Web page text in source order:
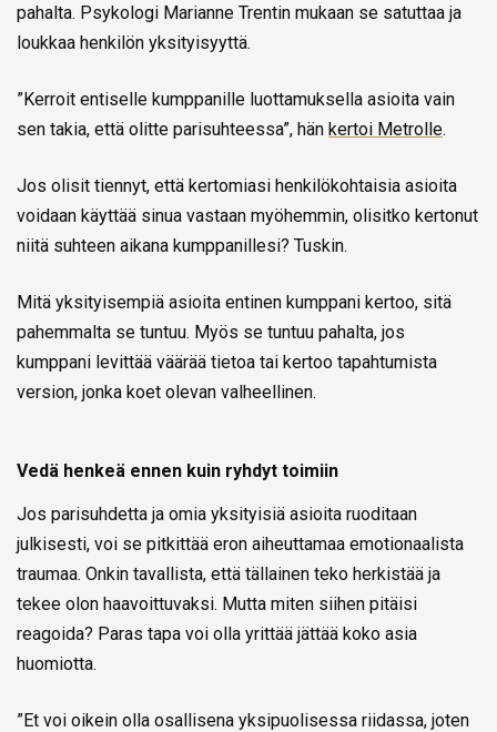
pahalta. Psykologi Marianne Trentin mukaan se satuttaa ja
loukkaa henkilön yksityisyyttä.
”Kerroit entiselle kumppanille luottamuksella asioita vain
sen takia, että olitte parisuhteessa”, hän kertoi Metrolle.
Jos olisit tiennyt, että kertomiasi henkilökohtaisia asioita
voidaan käyttää sinua vastaan myöhemmin, olisitko kertonut
niitä suhteen aikana kumppanillesi? Tuskin.
Mitä yksityisempiä asioita entinen kumppani kertoo, sitä
pahemmalta se tuntuu. Myös se tuntuu pahalta, jos
kumppani levittää väärää tietoa tai kertoo tapahtumista
version, jonka koet olevan valheellinen.
Vedä henkeä ennen kuin ryhdyt toimiin
Jos parisuhdetta ja omia yksityisiä asioita ruoditaan
julkisesti, voi se pitkittää eron aiheuttamaa emotionaalista
traumaa. Onkin tavallista, että tällainen teko herkistää ja
tekee olon haavoittuvaksi. Mutta miten siihen pitäisi
reagoida? Paras tapa voi olla yrittää jättää koko asia
huomiotta.
”Et voi oikein olla osallisena yksipuolisessa riidassa, joten